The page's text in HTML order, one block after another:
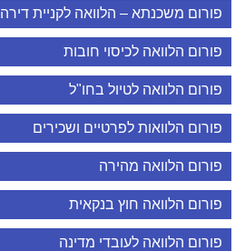
פורום משכנתא – הלוואה לקניית דירה
פורום הלוואה לכיסוי חובות
פורום הלוואה לטיול בחו"ל
פורום הלוואות לפרטיים ושכירים
פורום הלוואה מהירה
פורום הלוואה חוץ בנקאית
פורום הלוואה לעובדי מדינה